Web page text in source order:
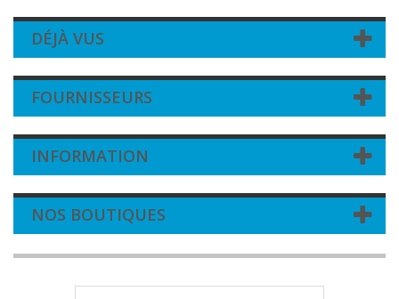
DÉJÀ VUS
FOURNISSEURS
INFORMATION
NOS BOUTIQUES